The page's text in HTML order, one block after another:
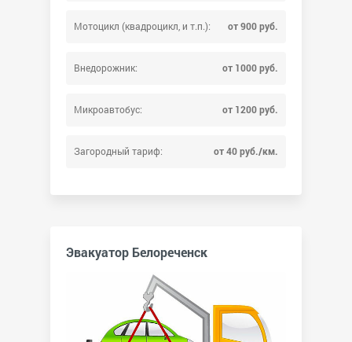
Мотоцикл (квадроцикл, и т.п.): от 900 руб.
Внедорожник: от 1000 руб.
Микроавтобус: от 1200 руб.
Загородный тариф: от 40 руб./км.
Эвакуатор Белореченск